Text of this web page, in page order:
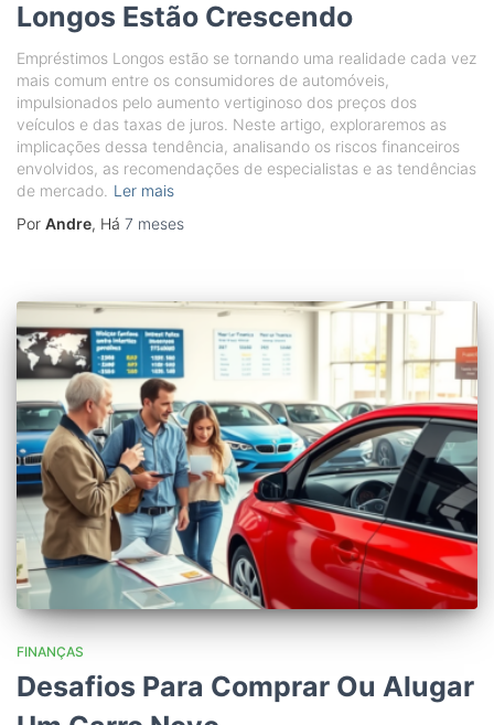
Longos Estão Crescendo
Empréstimos Longos estão se tornando uma realidade cada vez
mais comum entre os consumidores de automóveis,
impulsionados pelo aumento vertiginoso dos preços dos
veículos e das taxas de juros. Neste artigo, exploraremos as
implicações dessa tendência, analisando os riscos financeiros
envolvidos, as recomendações de especialistas e as tendências
de mercado. Ler mais
Por Andre, Há 7 meses
FINANÇAS
Desafios Para Comprar Ou Alugar